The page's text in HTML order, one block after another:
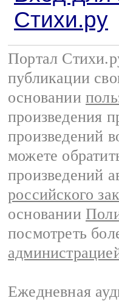
Стихи.ру
Портал
публикации
основании
произведения
произведений
можете
произведений
российского
основании
посмотреть
Ежедневная